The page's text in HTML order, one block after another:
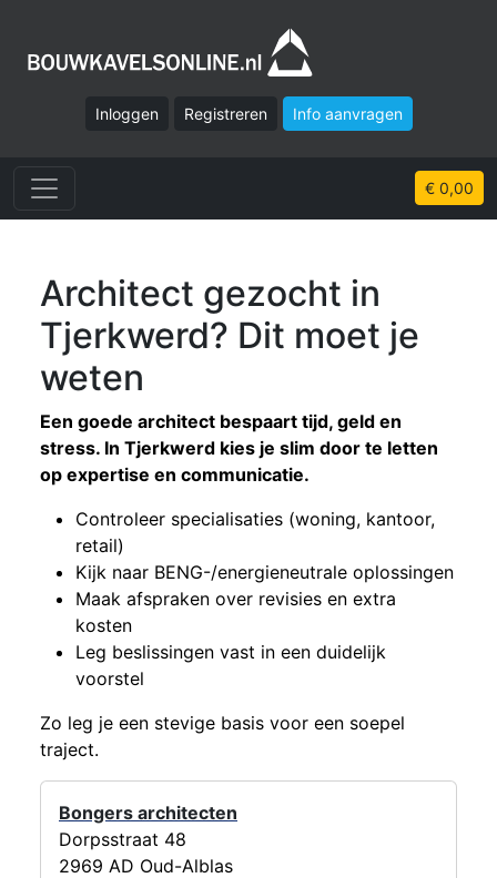
Inloggen Registreren Info aanvragen
€ 0,00
Architect gezocht in
Tjerkwerd? Dit moet je
weten
Een goede architect bespaart tijd, geld en
stress. In Tjerkwerd kies je slim door te letten
op expertise en communicatie.
Controleer specialisaties (woning, kantoor,
retail)
Kijk naar BENG-/energieneutrale oplossingen
Maak afspraken over revisies en extra
kosten
Leg beslissingen vast in een duidelijk
voorstel
Zo leg je een stevige basis voor een soepel
traject.
Bongers architecten
Dorpsstraat 48
2969 AD Oud-Alblas